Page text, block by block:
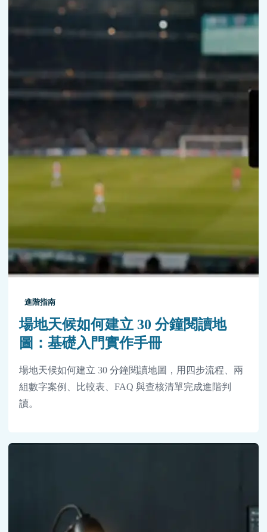
進階指南
場地天候如何建立 30 分鐘閱讀地
圖：基礎入門實作手冊
場地天候如何建立 30 分鐘閱讀地圖，用四步流程、兩
組數字案例、比較表、FAQ 與查核清單完成進階判
讀。